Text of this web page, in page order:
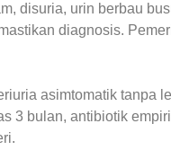
disuria, urin berbau
diagnosis.
asimtomatik tanpa
3 bulan, antibiotik